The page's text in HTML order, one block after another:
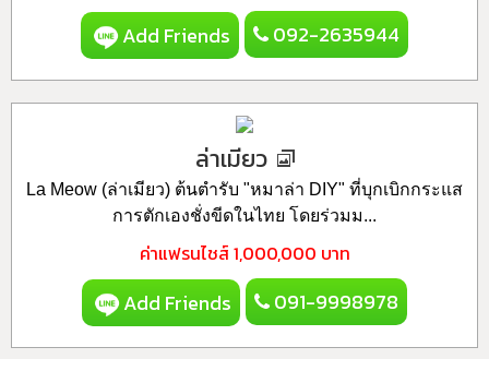
Add Friends 092-2635944
ล่าเมียว
La Meow (ล่าเมียว) ต้นตำรับ "หมาล่า DIY" ที่บุกเบิกกระแส
การตักเองชั่งขีดในไทย โดยร่วมม...
ค่าแฟรนไชส์ 1,000,000 บาท
Add Friends 091-9998978